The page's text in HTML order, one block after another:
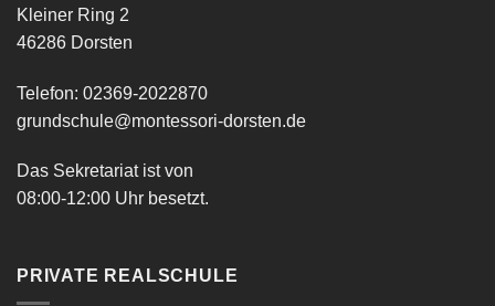
Kleiner Ring 2
46286 Dorsten
Telefon: 02369-2022870
grundschule@montessori-dorsten.de
Das Sekretariat ist von
08:00-12:00 Uhr besetzt.
PRIVATE REALSCHULE